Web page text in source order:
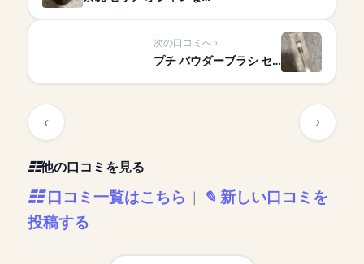
次の口コミへ
プチ バウダーブラシ セ…
他の口コミを見る
口コミ一覧はこちら
新しい口コミを
投稿する